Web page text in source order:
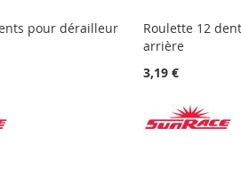
pour dérailleur
Roulette 12
arrière
3,19 €